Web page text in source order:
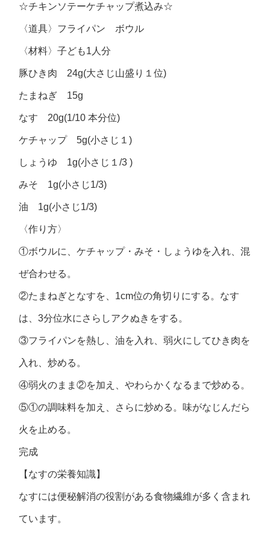
☆チキンソテーケチャップ煮込み☆
〈道具〉フライパン ボウル
〈材料〉子ども1人分
豚ひき肉 24g(大さじ山盛り１位)
たまねぎ 15g
なす 20g(1/10 本分位)
ケチャップ 5g(小さじ１)
しょうゆ 1g(小さじ１/3 )
みそ 1g(小さじ1/3)
油 1g(小さじ1/3)
〈作り方〉
①ボウルに、ケチャップ・みそ・しょうゆを入れ、混
ぜ合わせる。
②たまねぎとなすを、1cm位の角切りにする。なす
は、3分位水にさらしアクぬきをする。
③フライパンを熱し、油を入れ、弱火にしてひき肉を
入れ、炒める。
④弱火のまま②を加え、やわらかくなるまで炒める。
⑤①の調味料を加え、さらに炒める。味がなじんだら
火を止める。
完成
【なすの栄養知識】
なすには便秘解消の役割がある食物繊維が多く含まれ
ています。